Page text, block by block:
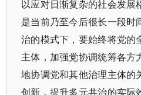
以应对日渐复杂的社会发展
是当前乃至今后很长一段时
治的模式下，要始终将党的
主体，加强党协调统筹各方
地协调党和其他治理主体的
创新，提升多元共治的实际